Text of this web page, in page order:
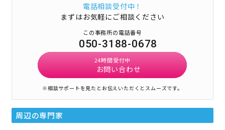
電話相談受付中！
まずはお気軽にご相談ください
この事務所の電話番号
050-3188-0678
24時間受付中
お問い合わせ
※相談サポートを見たとお伝えいただくとスムーズです。
周辺の専門家